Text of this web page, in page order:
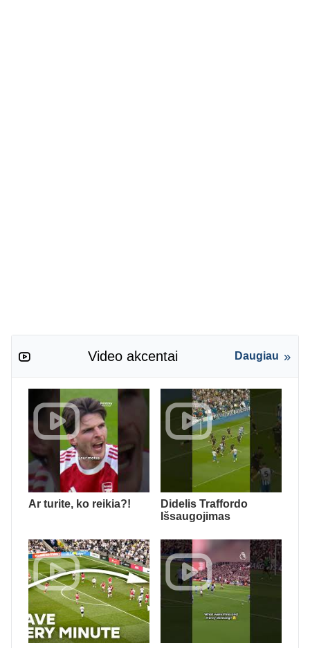
Video akcentai Daugiau
Ar turite, ko reikia?!
Didelis Traffordo
Išsaugojimas